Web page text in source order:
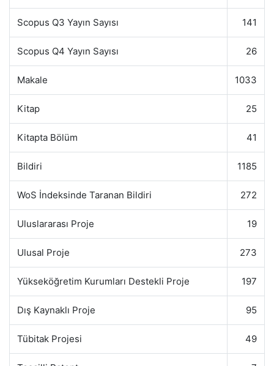
Scopus Q3 Yayın Sayısı 141
Scopus Q4 Yayın Sayısı 26
Makale 1033
Kitap 25
Kitapta Bölüm 41
Bildiri 1185
WoS İndeksinde Taranan Bildiri 272
Uluslararası Proje 19
Ulusal Proje 273
Yükseköğretim Kurumları Destekli Proje 197
Dış Kaynaklı Proje 95
Tübitak Projesi 49